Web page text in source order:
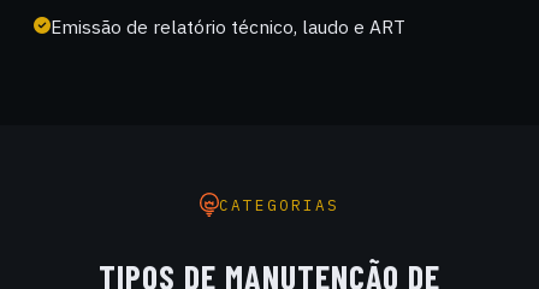
Emissão de relatório técnico, laudo e ART
CATEGORIAS
TIPOS DE MANUTENÇÃO DE